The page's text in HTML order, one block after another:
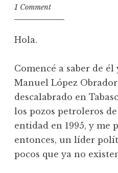
1 Comment
Hola.
Comencé a saber de
Manuel López
descalabrado en
los pozos petroleros
entidad en 1995, y me
entonces, un líder
pocos que ya no